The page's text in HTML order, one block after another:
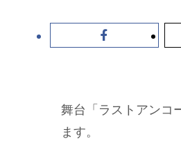
舞台「ラストアンコ
ます。